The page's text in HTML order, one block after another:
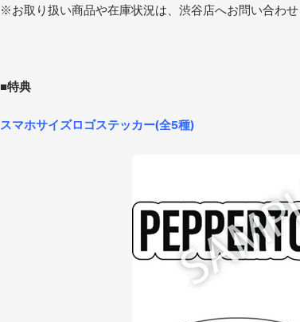
※お取り扱い商品や在庫状況は、渋谷店へお問い合わせ
■特典
スマホサイズロゴステッカー(全5種)